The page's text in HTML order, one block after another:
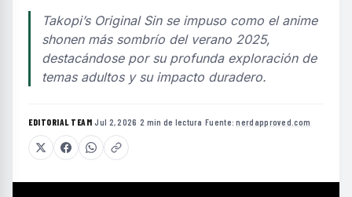
Takopi’s Original Sin se impuso como el anime
shonen más sombrío del verano 2025,
destacándose por su profunda exploración de
temas adultos y su impacto duradero.
EDITORIAL TEAM·Jul 2, 2026 ·2 min de lectura ·Fuente:nerdapproved.com